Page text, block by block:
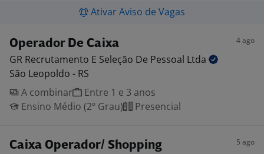
Ativar Aviso de Vagas
Operador De Caixa 4 ago
GR Recrutamento E Seleção De Pessoal Ltda
São Leopoldo - RS
A combinar
Entre 1 e 3 anos
Ensino Médio (2º Grau)
Presencial
Caixa Operador/ Shopping 5 ago